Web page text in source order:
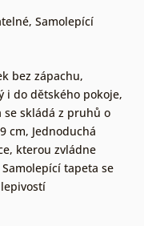
, Samolepící
bez zápachu,
i do dětského pokoje,
se skládá z pruhů o
cm, Jednoduchá
kterou zvládne
Samolepící tapeta se